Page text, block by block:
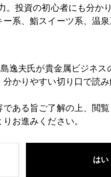
って投機なの？
１５０ドルか？
。投資の初心者にも分か
系、鮨スイーツ系、温泉
逸夫氏が貴金属ビジネス
かりやすい切り口で読
ある旨ご了解の上、閲覧
お進みください。
はい